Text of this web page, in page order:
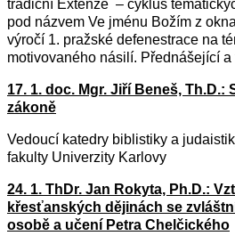
tradiční Extenze – cyklus
pod názvem Ve jménu Božím z
výročí 1. pražské defenestrace na
motivovaného násilí. Přednášející a
17. 1. doc. Mgr. Jiří Beneš, Th.D.:
zákoně
Vedoucí katedry biblistiky a
fakulty Univerzity Karlovy
24. 1. ThDr. Jan Rokyta, Ph.D.:
křesťanských dějinách se
osobě a učení Petra Chelčického